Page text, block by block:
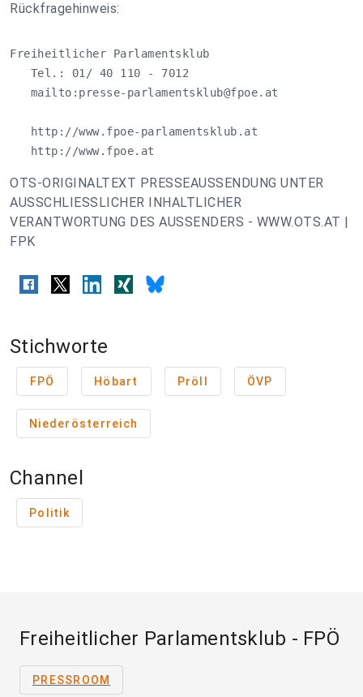
Rückfragehinweis:
Freiheitlicher Parlamentsklub
   Tel.: 01/ 40 110 - 7012
   mailto:
presse-parlamentsklub@fpoe.at
   http://www.fpoe-parlamentsklub.at
   http://www.fpoe.at
OTS-ORIGINALTEXT PRESSEAUSSENDUNG UNTER
AUSSCHLIESSLICHER INHALTLICHER
VERANTWORTUNG DES AUSSENDERS - WWW.OTS.AT |
FPK
Stichworte
FPÖ Höbart Pröll ÖVP
Niederösterreich
Channel
Politik
Freiheitlicher Parlamentsklub - FPÖ
PRESSROOM